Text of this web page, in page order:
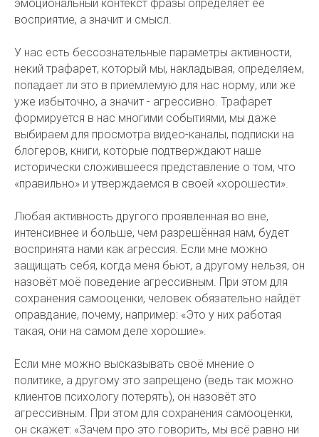
эмоциональный контекст фразы определяет её
восприятие, а значит и смысл.
У нас есть бессознательные параметры активности,
некий трафарет, который мы, накладывая, определяем,
попадает ли это в приемлемую для нас норму, или же
уже избыточно, а значит - агрессивно. Трафарет
формируется в нас многими событиями, мы даже
выбираем для просмотра видео-каналы, подписки на
блогеров, книги, которые подтверждают наше
исторически сложившееся представление о том, что
«правильно» и утверждаемся в своей «хорошести».
Любая активность другого проявленная во вне,
интенсивнее и больше, чем разрешённая нам, будет
воспринята нами как агрессия. Если мне можно
защищать себя, когда меня бьют, а другому нельзя, он
назовёт моё поведение агрессивным. При этом для
сохранения самооценки, человек обязательно найдёт
оправдание, почему, например: «Это у них работая
такая, они на самом деле хорошие».
Если мне можно высказывать своё мнение о
политике, а другому это запрещено (ведь так можно
клиентов психологу потерять), он назовёт это
агрессивным. При этом для сохранения самооценки,
он скажет: «Зачем про это говорить, мы всё равно ни